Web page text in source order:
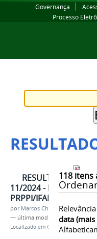
Governança
Processo
118itens
Relevância
data
RESULTADO FINAL
11/2024 - PRIMEIRO
PRPPI/IFAL -
por Marcos Charles
— última modificação17/01/
Localizado em O Ifal /…/Arquivos